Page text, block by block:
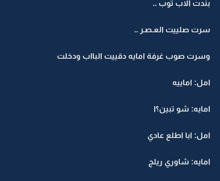
بندت الاب توب ..
سرت صلييت العـصـر ..
وسرت صوب غرفة امايه دقييت البااب ودخلت
امل: اماييه
امايه: شو تبين؟ا
امل: ابا اطلع عادي
امايه: شاوري ريلج